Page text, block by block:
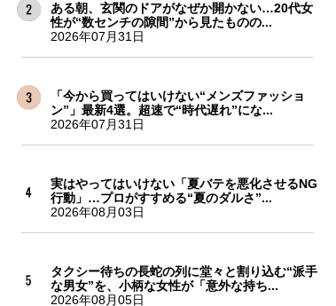
ある朝、玄関のドアがなぜか開かない…20代女
性が“数センチの隙間”から見たものの...
2026年07月31日
「今から買ってはいけない“メンズファッショ
ン”」最新4選。超速で“時代遅れ”にな...
2026年07月31日
実はやってはいけない「夏バテを悪化させるNG
行動」…プロがすすめる“夏のダルさ”...
2026年08月03日
タクシー待ちの長蛇の列に堂々と割り込む“派手
な男女”を、小柄な女性が「意外な持ち...
2026年08月05日